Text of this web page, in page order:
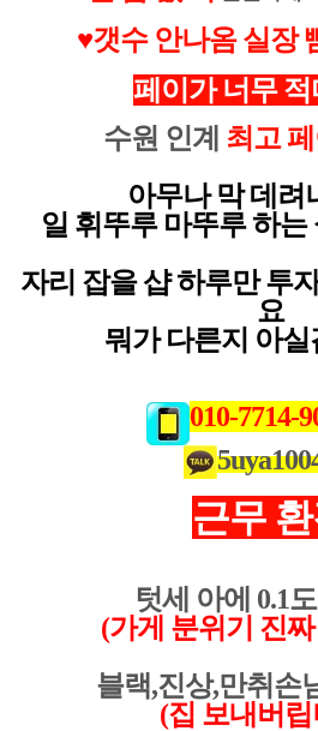
♥갯수 안나옴 실장
페이가 너무
수원 인계 최고 페
아무나 막 데려
일 휘뚜루 마뚜루 하는
자리 잡을 샵 하루만 투
요
뭐가 다른지 아
010-7714-
근무
텃세 아에 0.1
(가게 분위기 진
블랙,진상,만취손
(집 보내버립